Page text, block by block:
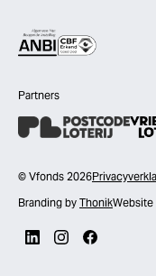
Partners
© Vfonds 2026
Branding by ThonikWebsite
LinkedInInstagramFacebook